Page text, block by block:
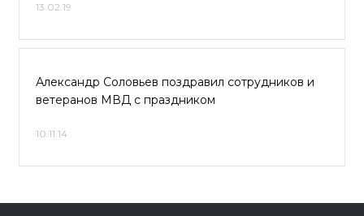
13.02.19
Александр Соловьев поздравил сотрудников и
ветеранов МВД с праздником
10.11.14